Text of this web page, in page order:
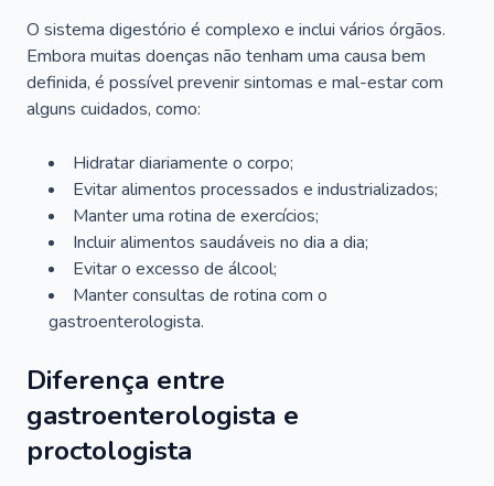
O sistema digestório é complexo e inclui vários órgãos.
Embora muitas doenças não tenham uma causa bem
definida, é possível prevenir sintomas e mal-estar com
alguns cuidados, como:
Hidratar diariamente o corpo;
Evitar alimentos processados e industrializados;
Manter uma rotina de exercícios;
Incluir alimentos saudáveis no dia a dia;
Evitar o excesso de álcool;
Manter consultas de rotina com o
gastroenterologista.
Diferença entre
gastroenterologista e
proctologista